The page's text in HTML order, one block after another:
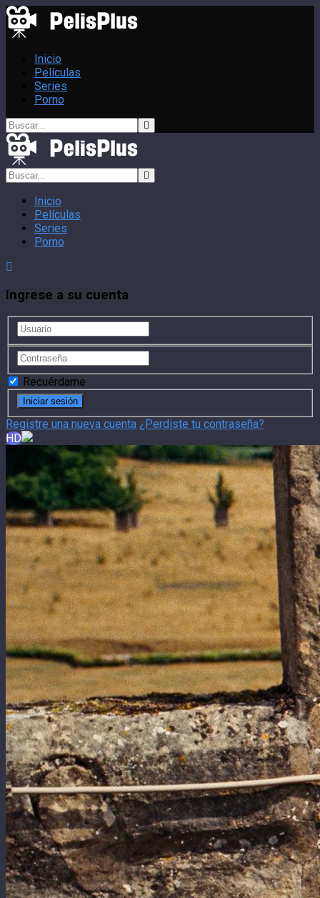
Inicio
Películas
Series
Porno
Inicio
Películas
Series
Porno
Ingrese a su cuenta
Recuérdame
Registre una nueva cuenta ¿Perdiste tu contraseña?
HD